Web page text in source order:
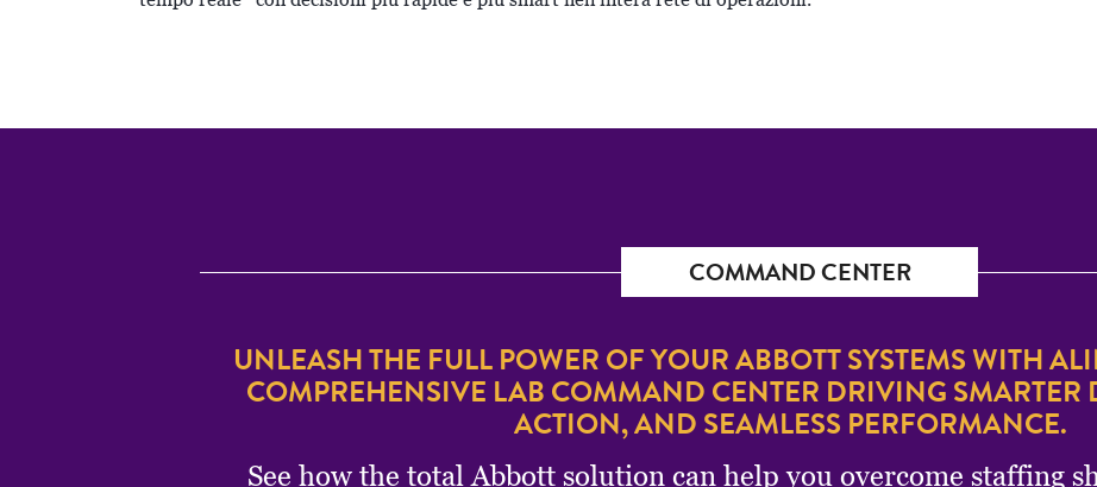
COMMAND CENTER
UNLEASH THE FULL POWER OF YOUR ABBOTT SYSTEMS WITH
COMPREHENSIVE LAB COMMAND CENTER DRIVING SMARTER
ACTION, AND SEAMLESS PERFORMANCE.
See how the total Abbott solution can help you overcome staffing